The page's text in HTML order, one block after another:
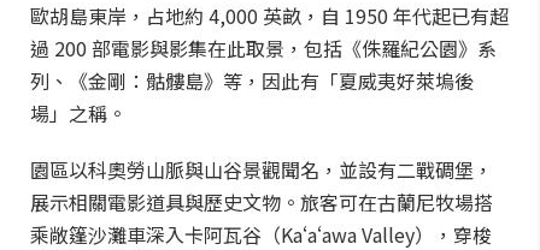
歐胡島東岸，占地約 4,000 英畝，自 1950 年代起已有超
過 200 部電影與影集在此取景，包括《侏羅紀公園》系
列、《金剛：骷髏島》等，因此有「夏威夷好萊塢後
場」之稱。
園區以科奧勞山脈與山谷景觀聞名，並設有二戰碉堡，
展示相關電影道具與歷史文物。旅客可在古蘭尼牧場搭
乘敞篷沙灘車深入卡阿瓦谷（Kaʻaʻawa Valley），穿梭